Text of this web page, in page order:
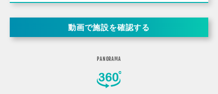
動画で施設を確認する
PANORAMA